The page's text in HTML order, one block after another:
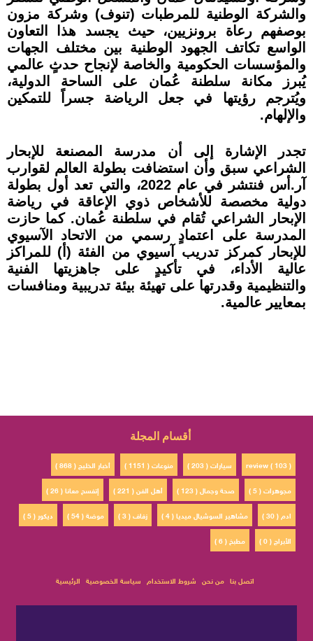
والشركة الوطنية للمرطبات (تنوف) وشركة مزون
بوصفهم رعاة برونزيين، حيث يجسد هذا التعاون
الواسع تكاتف الجهود الوطنية بين مختلف الجهات
والمؤسسات الحكومية والخاصة لإنجاح حدثٍ عالمي
يُبرز مكانة سلطنة عُمان على الساحة الدولية،
ويُترجم رؤيتها في جعل الرياضة جسراً للتمكين
والإلهام.
تجدر الإشارة إلى أن مدرسة المصنعة للإبحار
الشراعي سبق وأن استضافت بطولة العالم لقوارب
آر.أس فنتشر في عام 2022، والتي تعد أول بطولة
دولية مخصصة للأشخاص ذوي الإعاقة في رياضة
الإبحار الشراعي تُقام في سلطنة عُمان. كما حازت
المدرسة على اعتمادٍ رسمي من الاتحاد الآسيوي
للإبحار كمركز تدريب آسيوي من الفئة (أ) للمراكز
عالية الأداء، في تأكيدٍ على جاهزيتها الفنية
والتنظيمية وقدرتها على تهيئة بيئة تدريبية ومنافسات
بمعايير عالمية.
أقسام المجلة
أخبار الخليج ( 868 ) منوعات ( 1151 ) سيارات ( 203 )
review ( 103 )
إتفسح معانا ( 26 )
أهل الفن ( 221 ) صحة وجمال ( 123 )
مجوهرات ( 5 )
ديكور ( 5 )
موضة ( 54 ) زفاف ( 3 ) مشاهير السوشيال ميديا ( 4 )
ادم ( 30 )
مطبخ ( 6 )
الأبراج ( 0 )
الرئيسية سياسة الخصوصية شروط الاستخدام من نحن اتصل بنا